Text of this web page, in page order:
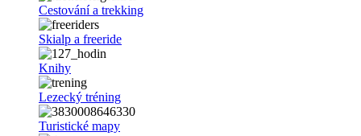
Cestování a trekking
Skialp a freeride
Knihy
Lezecký tréning
Turistické mapy